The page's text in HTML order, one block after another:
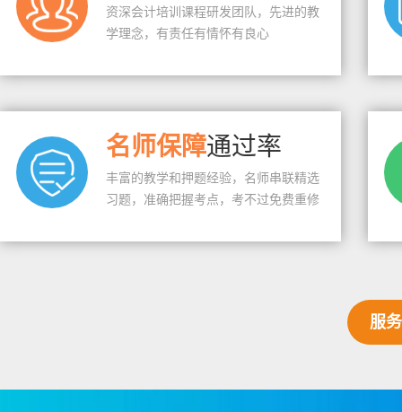
资深会计培训课程研发团队，先进的教
学理念，有责任有情怀有良心
名师保障通过率
丰富的教学和押题经验，名师串联精选
习题，准确把握考点，考不过免费重修
服